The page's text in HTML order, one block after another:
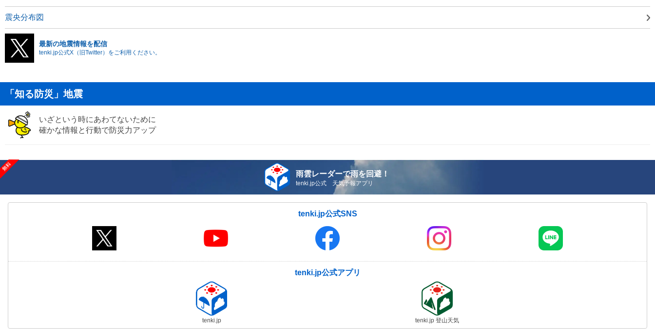
震央分布図
最新の地震情報を配信
tenki.jp公式X（旧Twitter）をご利用ください。
「知る防災」地震
いざという時にあわてないために
確かな情報と行動で防災力アップ
雨雲レーダーで雨を回避！
tenki.jp公式 天気予報アプリ
tenki.jp公式SNS
tenki.jp公式アプリ
tenki.jp tenki.jp 登山天気